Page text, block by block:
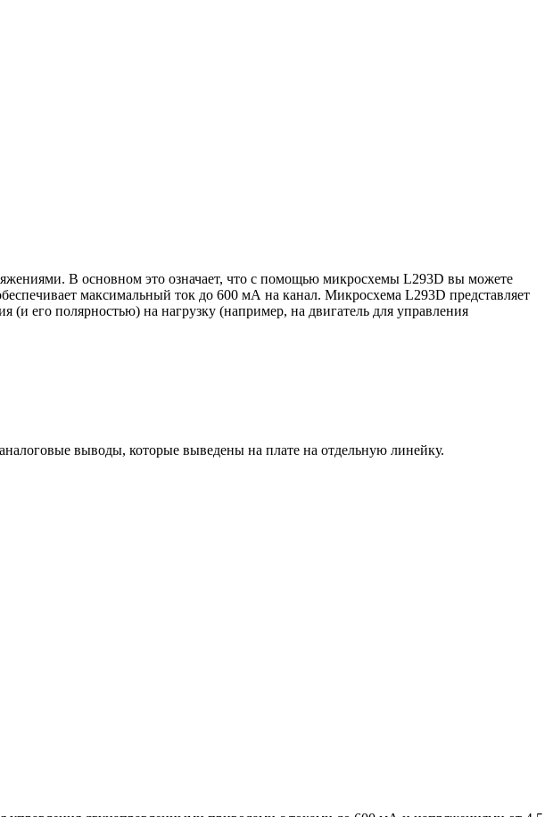
В основном это означает, что с помощью микросхемы L293D вы можете
максимальный ток до 600 мА на канал. Микросхема L293D представляет
(и его полярностью) на нагрузку (например, на двигатель для управления
выводы, которые выведены на плате на отдельную линейку.